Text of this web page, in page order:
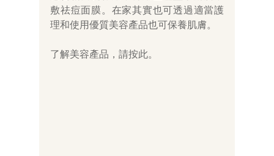
敷祛痘面膜。在家其實也可透過適當護
理和使用優質美容產品也可保養肌膚。
了解美容產品，請按此。